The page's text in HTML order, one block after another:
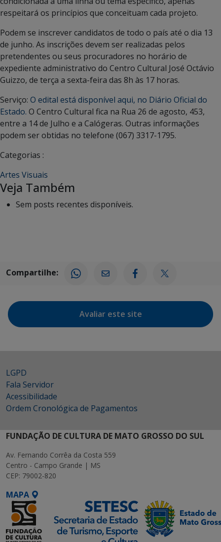
respeitará os princípios que conceituam cada projeto.
Podem se inscrever candidatos de todo o país até o dia 13
de junho. As inscrições devem ser realizadas pelos
pretendentes ou seus procuradores no horário de
expediente administrativo do Centro Cultural José Octávio
Guizzo, de terça a sexta-feira das 8h às 17 horas.
Serviço: O edital está disponível aqui, no Diário Oficial do
Estado. O Centro Cultural fica na Rua 26 de agosto, 453,
entre a 14 de Julho e a Calógeras. Outras informações
podem ser obtidas no telefone (067) 3317-1795.
Categorias :
Artes Visuais
Veja Também
Sem posts recentes disponíveis.
Compartilhe:
Avaliar este site
LGPD
Fala Servidor
Acessibilidade
Ordem Cronológica de Pagamentos
FUNDAÇÃO DE CULTURA DE MATO GROSSO DO SUL
Av. Fernando Corrêa da Costa 559
Centro - Campo Grande | MS
CEP: 79002-820
MAPA